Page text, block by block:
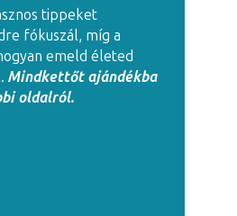
tippeket
fókuszál, míg a
emeld életed
Mindkettőt ajándékba
oldalról.